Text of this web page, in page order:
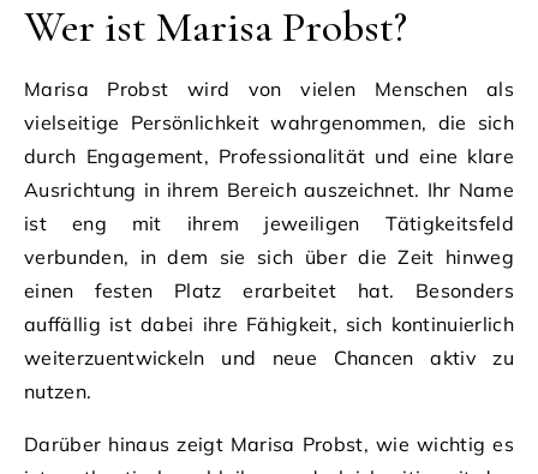
Wer ist Marisa Probst?
Marisa Probst wird von vielen Menschen als
vielseitige Persönlichkeit wahrgenommen, die sich
durch Engagement, Professionalität und eine klare
Ausrichtung in ihrem Bereich auszeichnet. Ihr Name
ist eng mit ihrem jeweiligen Tätigkeitsfeld
verbunden, in dem sie sich über die Zeit hinweg
einen festen Platz erarbeitet hat. Besonders
auffällig ist dabei ihre Fähigkeit, sich kontinuierlich
weiterzuentwickeln und neue Chancen aktiv zu
nutzen.
Darüber hinaus zeigt Marisa Probst, wie wichtig es